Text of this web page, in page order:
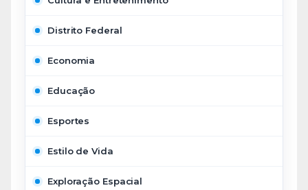
Distrito Federal
Economia
Educação
Esportes
Estilo de Vida
Exploração Espacial